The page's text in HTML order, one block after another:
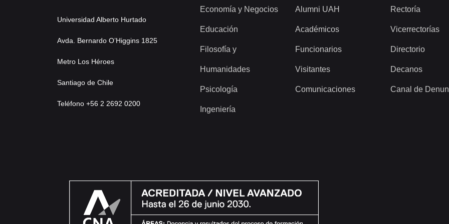
Universidad Alberto Hurtado
Avda. Bernardo O’Higgins 1825
Metro Los Héroes
Santiago de Chile
Teléfono +56 2 2692 0200
Economía y Negocios
Educación
Filosofía y
Humanidades
Psicología
Ingeniería
Alumni UAH
Académicos
Funcionarios
Visitantes
Comunicaciones
Rectoría
Vicerrectorías
Directorio
Decanos
Canal de